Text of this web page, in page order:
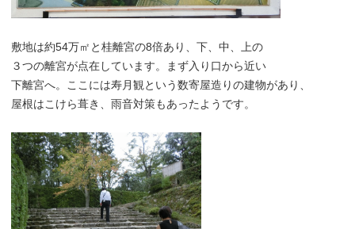
敷地は約54万㎡と桂離宮の8倍あり、下、中、上の
３つの離宮が点在しています。まず入り口から近い
下離宮へ。ここには寿月観という数寄屋造りの建物があり、
屋根はこけら葺き、雨音対策もあったようです。